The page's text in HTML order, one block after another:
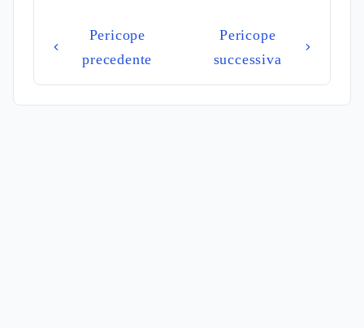
Pericope
precedente
Pericope
successiva